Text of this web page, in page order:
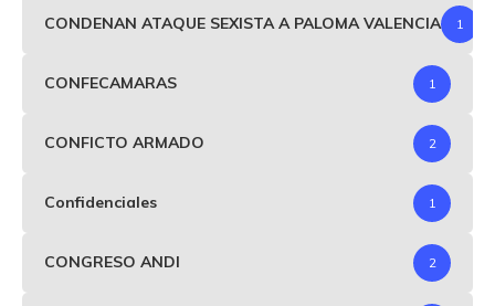
CONDENAN ATAQUE SEXISTA A PALOMA VALENCIA 1
CONFECAMARAS 1
CONFICTO ARMADO 2
Confidenciales 1
CONGRESO ANDI 2